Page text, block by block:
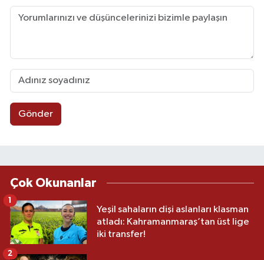
Gönder
Çok Okunanlar
Yeşil sahaların dişi aslanları klasman
atladı: Kahramanmaraş’tan üst lige
iki transfer!
1
2